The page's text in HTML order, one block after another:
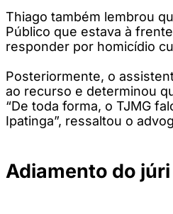
Thiago também lembrou
Público que estava à
responder por homicídio
Posteriormente, o
ao recurso e determinou
“De toda forma, o TJMG
Ipatinga”, ressaltou o
Adiamento do